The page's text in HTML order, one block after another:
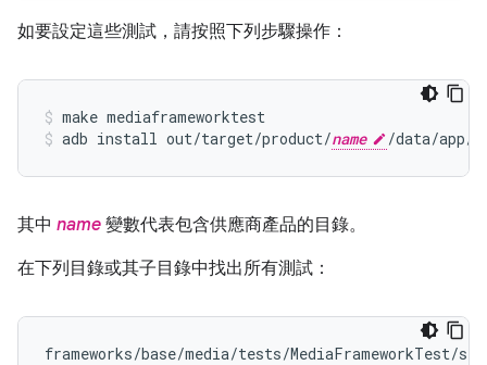
如要設定這些測試，請按照下列步驟操作：
make mediaframeworktest
adb install out/target/product/name /data/app/
其中 name 變數代表包含供應商產品的目錄。
在下列目錄或其子目錄中找出所有測試：